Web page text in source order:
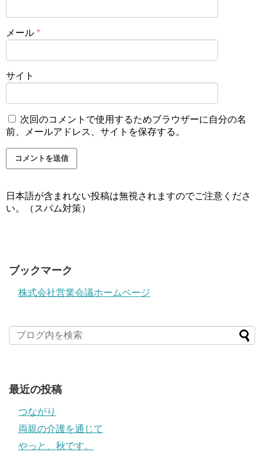
メール *
サイト
次回のコメントで使用するためブラウザーに自分の名
前、メールアドレス、サイトを保存する。
日本語が含まれない投稿は無視されますのでご注意くださ
い。（スパム対策）
ブックマーク
株式会社営業会議ホームページ
最近の投稿
つながり
両親の介護を通じて
やっと、秋です。